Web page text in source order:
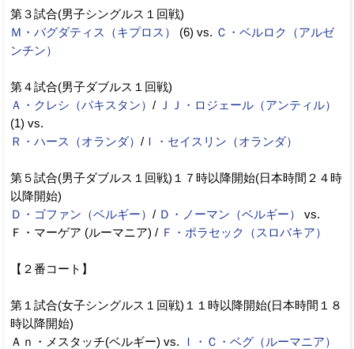
第３試合(男子シングルス１回戦)
Ｍ・バグダティス（キプロス）
(6) vs. Ｃ・ベルロク（アルゼ
ンチン）
第４試合(男子ダブルス１回戦)
Ａ・クレシ（パキスタン） /
ＪＪ・ロジェール（アンティル）
(1) vs.
Ｒ・ハース（オランダ） / Ｉ・セイスリン（オランダ）
第５試合(男子ダブルス１回戦)１７時以降開始(日本時間２４時
以降開始)
Ｄ・ゴファン（ベルギー） / Ｄ・ノーマン（ベルギー）
vs.
Ｆ・マーゲア (ルーマニア) / Ｆ・ポラセック（スロバキア）
【２番コート】
第１試合(女子シングルス１回戦)１１時以降開始(日本時間１８
時以降開始)
Ａｎ・メスタッチ(ベルギー) vs.
Ｉ・Ｃ・ベグ（ルーマニア）